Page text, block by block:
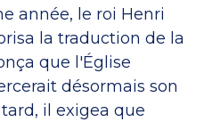
année, le roi Henri
la traduction de la
que l'Église
désormais son
il exigea que